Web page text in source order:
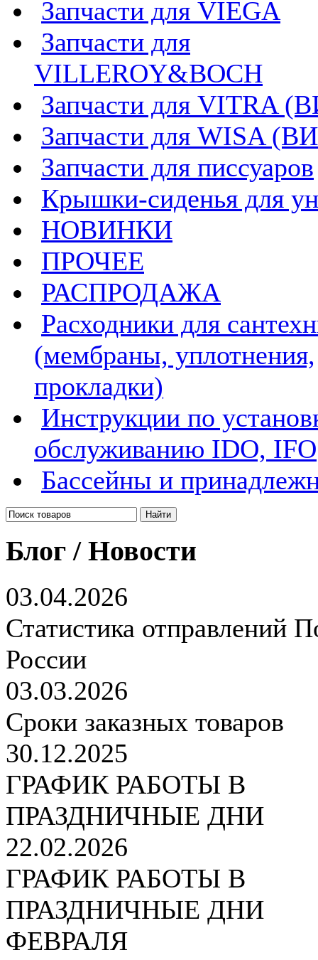
Запчасти для VIEGA
Запчасти для
VILLEROY&BOCH
Запчасти для VITRA
Запчасти для WISA
Запчасти для писсуаров
Крышки-сиденья для
НОВИНКИ
ПРОЧЕЕ
РАСПРОДАЖА
Расходники для
(мембраны, уплотнения,
прокладки)
Инструкции по
обслуживанию IDO, IFO
Бассейны и
Блог / Новости
03.04.2026
Статистика отправлений
России
03.03.2026
Сроки заказных товаров
30.12.2025
ГРАФИК РАБОТЫ В
ПРАЗДНИЧНЫЕ ДНИ
22.02.2026
ГРАФИК РАБОТЫ В
ПРАЗДНИЧНЫЕ ДНИ
ФЕВРАЛЯ